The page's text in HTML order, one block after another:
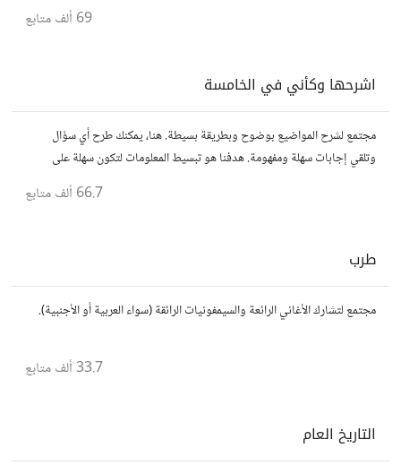
69 ألف متابع
اشرحها وكأني في الخامسة
مجتمع لشرح المواضيع بوضوح وبطريقة بسيطة. هنا، يمكنك طرح أي سؤال
وتلقي إجابات سهلة ومفهومة. هدفنا هو تبسيط المعلومات لتكون سهلة على
66.7 ألف متابع
طرب
مجتمع لتشارك الأغاني الرائعة والسيمفونيات الرائقة (سواء العربية أو الأجنبية).
33.7 ألف متابع
التاريخ العام